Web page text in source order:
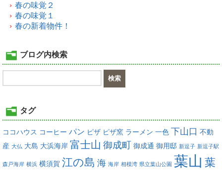
春の味覚２
春の味覚１
春の新着物件！
ブログ内検索
タグ
ココハウス コーヒー パン ピザ ピザ窯 ラーメン 一色 下山口 不動
産 大仏 大島 大浜海岸 富士山 御成町 御成通 御用邸 新逗子 新逗子駅
森戸海岸 横浜 横須賀 江の島 海 海岸 相模湾 県立葉山公園 葉山 葉